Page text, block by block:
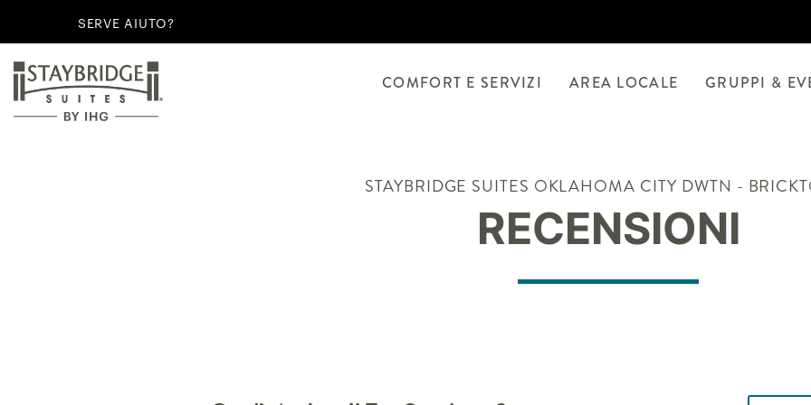
SERVE AIUTO?
COMFORT E SERVIZI AREA LOCALE GRUPPI &
STAYBRIDGE SUITES OKLAHOMA CITY DWTN -
RECENSIONI